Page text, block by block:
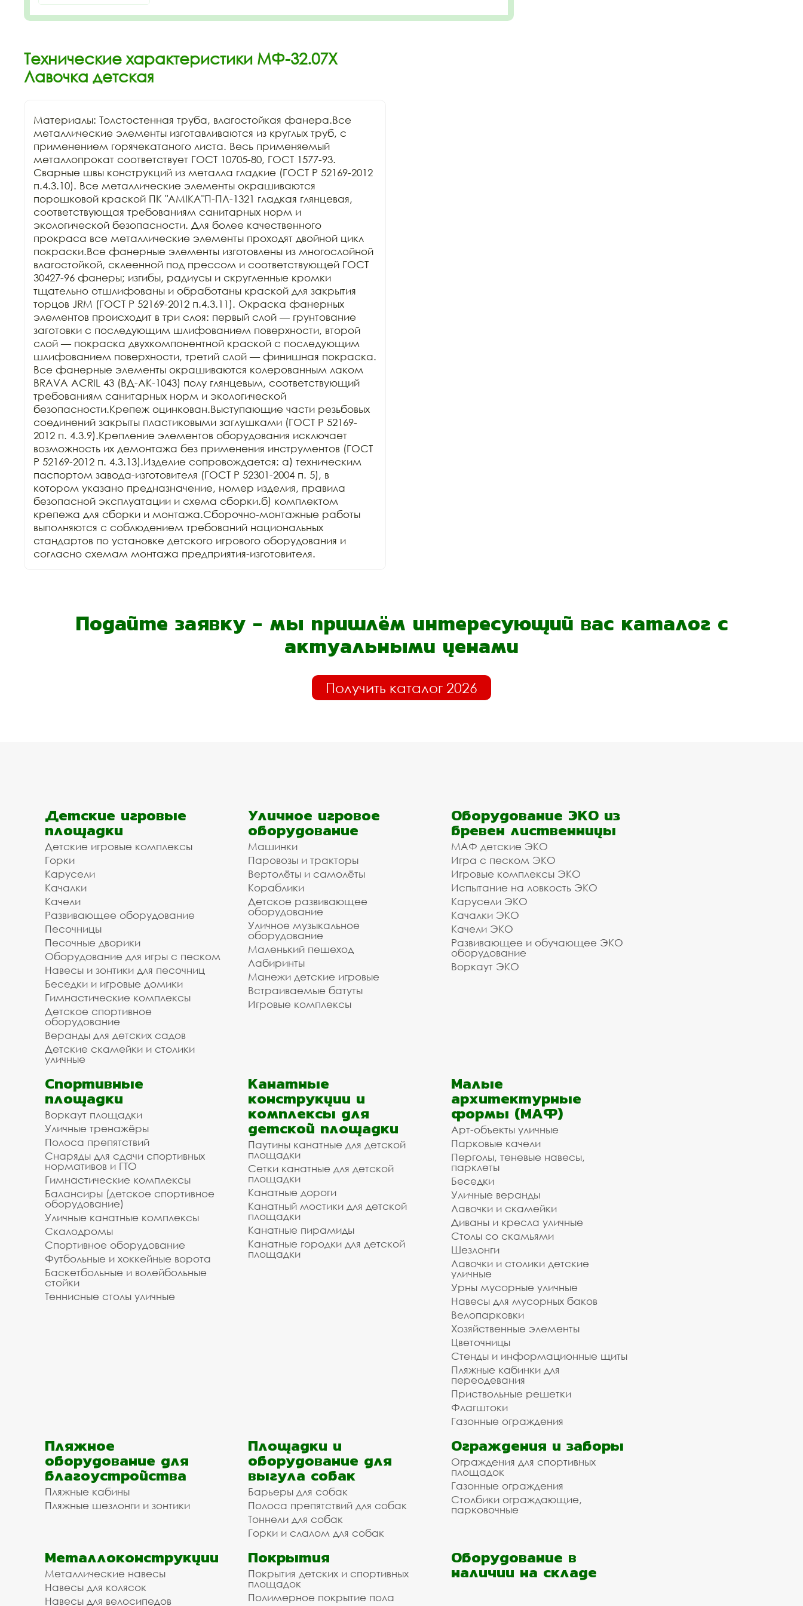
Технические характеристики МФ-32.07Х
Лавочка детская
Материалы: Толстостенная труба, влагостойкая фанера.Все
металлические элементы изготавливаются из круглых труб, с
применением горячекатаного листа. Весь применяемый
металлопрокат соответствует ГОСТ 10705-80, ГОСТ 1577-93.
Сварные швы конструкций из металла гладкие (ГОСТ Р 52169-2012
п.4.3.10). Все металлические элементы окрашиваются
порошковой краской ПК "АМIKA"П-ПЛ-1321 гладкая глянцевая,
соответствующая требованиям санитарных норм и
экологической безопасности. Для более качественного
прокраса все металлические элементы проходят двойной цикл
покраски.Все фанерные элементы изготовлены из многослойной
влагостойкой, склеенной под прессом и соответствующей ГОСТ
30427-96 фанеры; изгибы, радиусы и скругленные кромки
тщательно отшлифованы и обработаны краской для закрытия
торцов JRM (ГОСТ Р 52169-2012 п.4.3.11). Окраска фанерных
элементов происходит в три слоя: первый слой — грунтование
заготовки с последующим шлифованием поверхности, второй
слой — покраска двухкомпонентной краской с последующим
шлифованием поверхности, третий слой — финишная покраска.
Все фанерные элементы окрашиваются колерованным лаком
BRAVA ACRIL 43 (ВД-АК-1043) полу глянцевым, соответствующий
требованиям санитарных норм и экологической
безопасности.Крепеж оцинкован.Выступающие части резьбовых
соединений закрыты пластиковыми заглушками (ГОСТ Р 52169-
2012 п. 4.3.9).Крепление элементов оборудования исключает
возможность их демонтажа без применения инструментов (ГОСТ
Р 52169-2012 п. 4.3.13).Изделие сопровождается: а) техническим
паспортом завода-изготовителя (ГОСТ Р 52301-2004 п. 5), в
котором указано предназначение, номер изделия, правила
безопасной эксплуатации и схема сборки.б) комплектом
крепежа для сборки и монтажа.Сборочно-монтажные работы
выполняются с соблюдением требований национальных
стандартов по установке детского игрового оборудования и
согласно схемам монтажа предприятия-изготовителя.
Подайте заявку - мы пришлём интересующий вас каталог с
актуальными ценами
Получить каталог 2026
Детские игровые
площадки
Детские игровые комплексы
Горки
Карусели
Качалки
Качели
Развивающее оборудование
Песочницы
Песочные дворики
Оборудование для игры с песком
Навесы и зонтики для песочниц
Беседки и игровые домики
Гимнастические комплексы
Детское спортивное
оборудование
Веранды для детских садов
Детские скамейки и столики
уличные
Уличное игровое
оборудование
Машинки
Паровозы и тракторы
Вертолёты и самолёты
Кораблики
Детское развивающее
оборудование
Уличное музыкальное
оборудование
Маленький пешеход
Лабиринты
Манежи детские игровые
Встраиваемые батуты
Игровые комплексы
Оборудование ЭКО из
бревен лиственницы
МАФ детские ЭКО
Игра с песком ЭКО
Игровые комплексы ЭКО
Испытание на ловкость ЭКО
Карусели ЭКО
Качалки ЭКО
Качели ЭКО
Развивающее и обучающее ЭКО
оборудование
Воркаут ЭКО
Спортивные
площадки
Воркаут площадки
Уличные тренажёры
Полоса препятствий
Снаряды для сдачи спортивных
нормативов и ГТО
Гимнастические комплексы
Балансиры (детское спортивное
оборудование)
Уличные канатные комплексы
Скалодромы
Спортивное оборудование
Футбольные и хоккейные ворота
Баскетбольные и волейбольные
стойки
Теннисные столы уличные
Канатные
конструкции и
комплексы для
детской площадки
Паутины канатные для детской
площадки
Сетки канатные для детской
площадки
Канатные дороги
Канатный мостики для детской
площадки
Канатные пирамиды
Канатные городки для детской
площадки
Малые
архитектурные
формы (МАФ)
Арт-объекты уличные
Парковые качели
Перголы, теневые навесы,
парклеты
Беседки
Уличные веранды
Лавочки и скамейки
Диваны и кресла уличные
Столы со скамьями
Шезлонги
Лавочки и столики детские
уличные
Урны мусорные уличные
Навесы для мусорных баков
Велопарковки
Хозяйственные элементы
Цветочницы
Стенды и информационные щиты
Пляжные кабинки для
переодевания
Приствольные решетки
Флагштоки
Газонные ограждения
Пляжное
оборудование для
благоустройства
Пляжные кабины
Пляжные шезлонги и зонтики
Площадки и
оборудование для
выгула собак
Барьеры для собак
Полоса препятствий для собак
Тоннели для собак
Горки и слалом для собак
Ограждения и заборы
Ограждения для спортивных
площадок
Газонные ограждения
Столбики ограждающие,
парковочные
Металлоконструкции
Металлические навесы
Навесы для колясок
Навесы для велосипедов
Покрытия
Покрытия детских и спортивных
площадок
Полимерное покрытие пола
Оборудование в
наличии на складе